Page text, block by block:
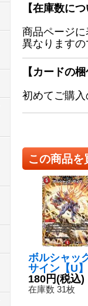
【在庫数につ
商品ページ
異なりますの
【カードの
初めてご購入
この商品
ボルシャッ
サイン【U
RP316A/20}
《火》
180円(税込)
在庫数 31枚